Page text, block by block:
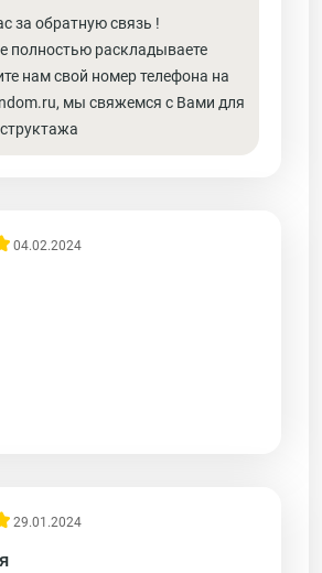
за обратную связь !
полностью раскладываете
нам свой номер телефона на
мы свяжемся с Вами для
04.02.2024
29.01.2024